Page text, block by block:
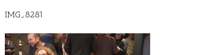
IMG_8281